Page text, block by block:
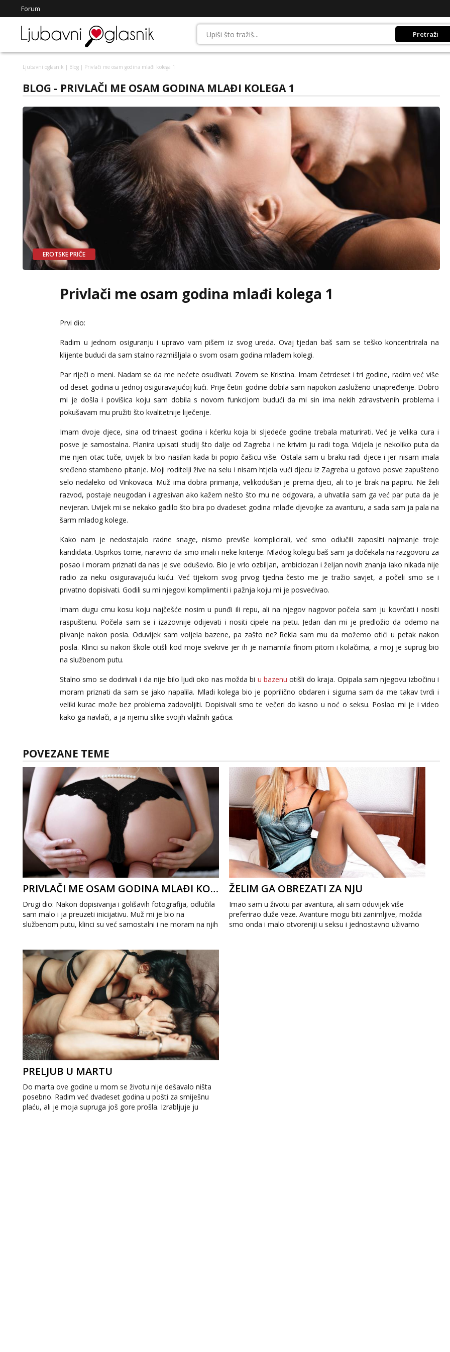
Forum
Pretraži
Ljubavni oglasnik | Blog | Privlači me osam godina mlađi kolega 1
BLOG - PRIVLAČI ME OSAM GODINA MLAĐI KOLEGA 1
EROTSKE PRIČE
Privlači me osam godina mlađi kolega 1
Prvi dio:
Radim u jednom osiguranju i upravo vam pišem iz svog ureda. Ovaj tjedan baš sam se teško koncentrirala na
klijente budući da sam stalno razmišljala o svom osam godina mlađem kolegi.
Par riječi o meni. Nadam se da me nećete osuđivati. Zovem se Kristina. Imam četrdeset i tri godine, radim već više
od deset godina u jednoj osiguravajućoj kući. Prije četiri godine dobila sam napokon zasluženo unapređenje. Dobro
mi je došla i povišica koju sam dobila s novom funkcijom budući da mi sin ima nekih zdravstvenih problema i
pokušavam mu pružiti što kvalitetnije liječenje.
Imam dvoje djece, sina od trinaest godina i kćerku koja bi sljedeće godine trebala maturirati. Već je velika cura i
posve je samostalna. Planira upisati studij što dalje od Zagreba i ne krivim ju radi toga. Vidjela je nekoliko puta da
me njen otac tuče, uvijek bi bio nasilan kada bi popio čašicu više. Ostala sam u braku radi djece i jer nisam imala
sređeno stambeno pitanje. Moji roditelji žive na selu i nisam htjela vući djecu iz Zagreba u gotovo posve zapušteno
selo nedaleko od Vinkovaca. Muž ima dobra primanja, velikodušan je prema djeci, ali to je brak na papiru. Ne želi
razvod, postaje neugodan i agresivan ako kažem nešto što mu ne odgovara, a uhvatila sam ga već par puta da je
nevjeran. Uvijek mi se nekako gadilo što bira po dvadeset godina mlađe djevojke za avanturu, a sada sam ja pala na
šarm mladog kolege.
Kako nam je nedostajalo radne snage, nismo previše komplicirali, već smo odlučili zaposliti najmanje troje
kandidata. Usprkos tome, naravno da smo imali i neke kriterije. Mladog kolegu baš sam ja dočekala na razgovoru za
posao i moram priznati da nas je sve oduševio. Bio je vrlo ozbiljan, ambiciozan i željan novih znanja iako nikada nije
radio za neku osiguravajuću kuću. Već tijekom svog prvog tjedna često me je tražio savjet, a počeli smo se i
privatno dopisivati. Godili su mi njegovi komplimenti i pažnja koju mi je posvećivao.
Imam dugu crnu kosu koju najčešće nosim u punđi ili repu, ali na njegov nagovor počela sam ju kovrčati i nositi
raspuštenu. Počela sam se i izazovnije odijevati i nositi cipele na petu. Jedan dan mi je predložio da odemo na
plivanje nakon posla. Oduvijek sam voljela bazene, pa zašto ne? Rekla sam mu da možemo otići u petak nakon
posla. Klinci su nakon škole otišli kod moje svekrve jer ih je namamila finom pitom i kolačima, a moj je suprug bio
na službenom putu.
Stalno smo se dodirivali i da nije bilo ljudi oko nas možda bi u bazenu otišli do kraja. Opipala sam njegovu izbočinu i
moram priznati da sam se jako napalila. Mladi kolega bio je poprilično obdaren i sigurna sam da me takav tvrdi i
veliki kurac može bez problema zadovoljiti. Dopisivali smo te večeri do kasno u noć o seksu. Poslao mi je i video
kako ga navlači, a ja njemu slike svojih vlažnih gaćica.
POVEZANE TEME
PRIVLAČI ME OSAM GODINA MLAĐI KOLEGA 2
Drugi dio: Nakon dopisivanja i golišavih fotografija, odlučila
sam malo i ja preuzeti inicijativu. Muž mi je bio na
službenom putu, klinci su već samostalni i ne moram na njih
ŽELIM GA OBREZATI ZA NJU
Imao sam u životu par avantura, ali sam oduvijek više
preferirao duže veze. Avanture mogu biti zanimljive, možda
smo onda i malo otvoreniji u seksu i jednostavno uživamo
PRELJUB U MARTU
Do marta ove godine u mom se životu nije dešavalo ništa
posebno. Radim već dvadeset godina u pošti za smiješnu
plaću, ali je moja supruga još gore prošla. Izrabljuje ju